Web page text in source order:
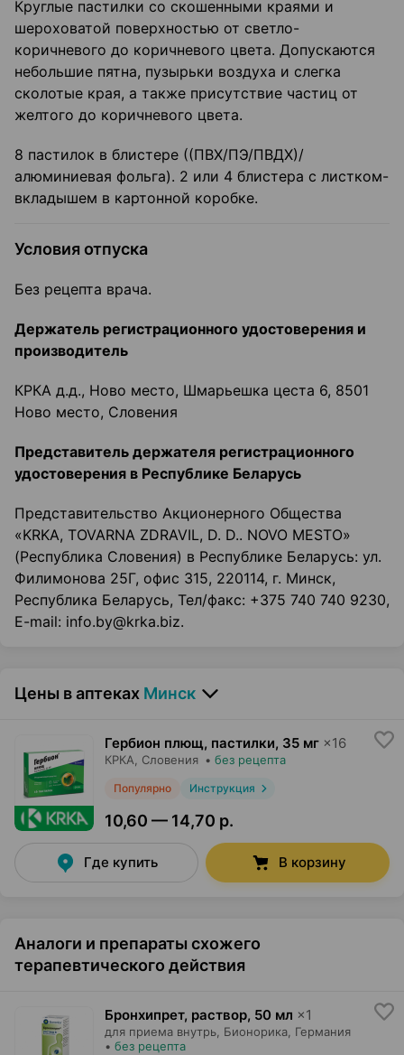
Круглые пастилки со скошенными краями и
шероховатой поверхностью от светло-
коричневого до коричневого цвета. Допускаются
небольшие пятна, пузырьки воздуха и слегка
сколотые края, а также присутствие частиц от
желтого до коричневого цвета.
8 пастилок в блистере ((ПВХ/ПЭ/ПВДХ)/
алюминиевая фольга). 2 или 4 блистера с листком-
вкладышем в картонной коробке.
Условия отпуска
Без рецепта врача.
Держатель регистрационного удостоверения и
производитель
КРКА д.д., Ново место, Шмарьешка цеста 6, 8501
Ново место, Словения
Представитель держателя регистрационного
удостоверения в Республике Беларусь
Представительство Акционерного Общества
«KRKA, TOVARNA ZDRAVIL, D. D.. NOVO MESTO»
(Республика Словения) в Республике Беларусь: ул.
Филимонова 25Г, офис 315, 220114, г. Минск,
Республика Беларусь, Тел/факс: +375 740 740 9230,
E-mail: info.by@krka.biz.
Цены в аптеках Минск
Гербион плющ, пастилки, 35 мг ×16
КРКА, Словения • без рецепта
Популярно Инструкция
10,60 — 14,70 р.
Где купить В корзину
Аналоги и препараты схожего
терапевтического действия
Бронхипрет, раствор, 50 мл ×1
для приема внутрь, Бионорика, Германия
• без рецепта